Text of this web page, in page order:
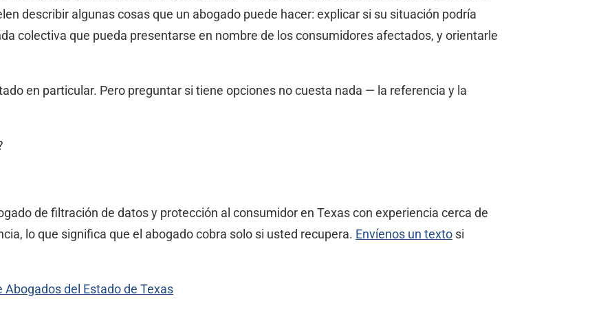
describir algunas cosas que un abogado puede hacer: explicar si su situación podría
colectiva que pueda presentarse en nombre de los consumidores afectados, y orientarle
en particular. Pero preguntar si tiene opciones no cuesta nada — la referencia y la
de filtración de datos y protección al consumidor en Texas con experiencia cerca de
lo que significa que el abogado cobra solo si usted recupera. Envíenos un texto si
del Estado de Texas